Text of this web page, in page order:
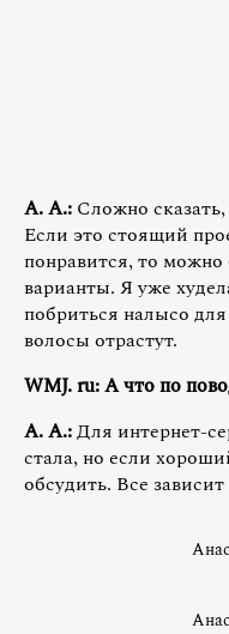
А. А.: Сложно
Если это стоящий
понравится, то можно
варианты. Я уже
побриться налысо
волосы отрастут.
WMJ. ru: А что по
А. А.:Для интернет-
стала, но если
обсудить. Все